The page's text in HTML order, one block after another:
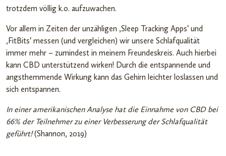
trotzdem völlig k.o. aufzuwachen.
Vor allem in Zeiten der unzähligen ‚Sleep Tracking Apps‘ und
‚FitBits‘ messen (und vergleichen) wir unsere Schlafqualität
immer mehr – zumindest in meinem Freundeskreis. Auch hierbei
kann CBD unterstützend wirken! Durch die entspannende und
angsthemmende Wirkung kann das Gehirn leichter loslassen und
sich entspannen.
In einer amerikanischen Analyse hat die Einnahme von CBD bei
66% der Teilnehmer zu einer Verbesserung der Schlafqualität
geführt!(Shannon, 2019)